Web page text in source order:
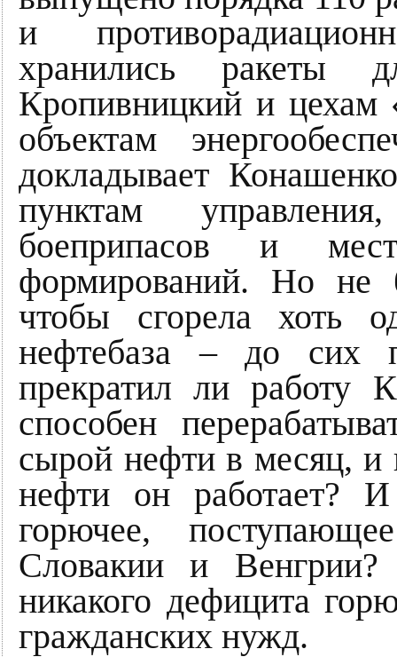
и
хранились ракеты
Кропивницкий и цехам
объектам
докладывает
пунктам
боеприпасов и
формирований. Но не
чтобы сгорела хоть
нефтебаза – до сих
прекратил ли работу
способен
сырой нефти в месяц, и
нефти он работает?
горючее,
Словакии и
никакого дефицита
гражданских нужд.